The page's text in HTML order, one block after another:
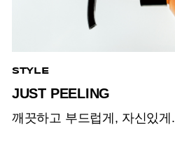
STYLE
JUST PEELING
깨끗하고 부드럽게, 자신있게.